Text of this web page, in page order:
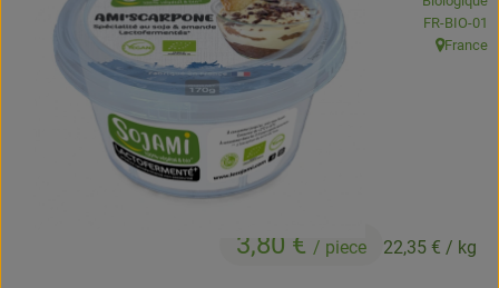
Boissons
Accessoires et divers
Cosmétique et hygiène
3,80 € / piece 22,35 € / kg
, Autorité
FR-BIO-01
, Origine:
France